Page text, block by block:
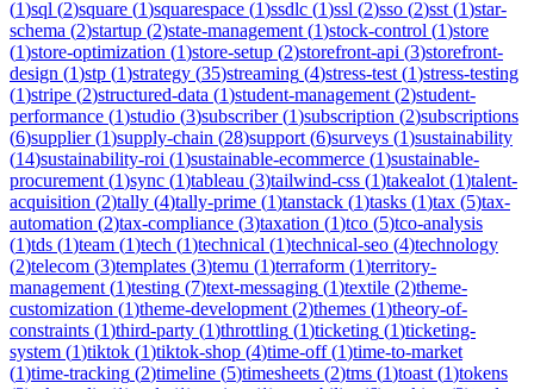
(1)sql (2)square (1)squarespace (1)ssdlc (1)ssl (2)sso (2)sst (1)star-
schema (2)startup (2)state-management (1)stock-control (1)store
(1)store-optimization (1)store-setup (2)storefront-api (3)storefront-
design (1)stp (1)strategy (35)streaming (4)stress-test (1)stress-testing
(1)stripe (2)structured-data (1)student-management (2)student-
performance (1)studio (3)subscriber(1)subscription (2)subscriptions
(6)supplier(1)supply-chain (28)support (6)surveys (1)sustainability
(14)sustainability-roi (1)sustainable-ecommerce (1)sustainable-
procurement (1)sync (1)tableau (3)tailwind-css (1)takealot (1)talent-
acquisition (2)tally (4)tally-prime (1)tanstack (1)tasks (1)tax (5)tax-
automation (2)tax-compliance (3)taxation (1)tco (5)tco-analysis
(1)tds (1)team (1)tech (1)technical (1)technical-seo (4)technology
(2)telecom (3)templates (3)temu (1)terraform (1)territory-
management (1)testing (7)text-messaging (1)textile (2)theme-
customization (1)theme-development (2)themes (1)theory-of-
constraints (1)third-party (1)throttling (1)ticketing (1)ticketing-
system (1)tiktok (1)tiktok-shop (4)time-off(1)time-to-market
(1)time-tracking (2)timeline (5)timesheets (2)tms (1)toast (1)tokens